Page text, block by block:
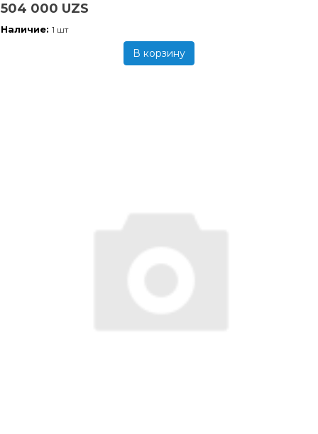
504 000 UZS
Наличие: 1 шт
В корзину